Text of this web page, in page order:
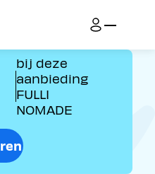
bij deze
aanbieding
FULLI
NOMADE